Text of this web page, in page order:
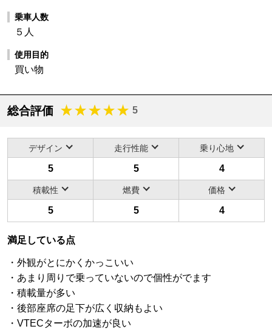
乗車人数
５人
使用目的
買い物
総合評価 5
デザイン 走行性能 乗り心地
5 5 4
積載性 燃費 価格
5 5 4
満足している点
・外観がとにかくかっこいい
・あまり周りで乗っていないので個性がでます
・積載量が多い
・後部座席の足下が広く収納もよい
・VTECターボの加速が良い